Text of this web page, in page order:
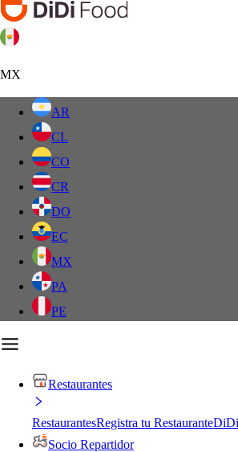
MX
AR
CL
CO
CR
DO
EC
MX
PA
PE
Restaurantes
RestaurantesRegistra tu Restaurante
Socio Repartidor